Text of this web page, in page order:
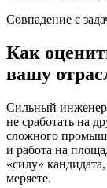
Совпадение с
Как
вашу
Сильный инженер
не сработать на
сложного
и работа на
«силу»
меряете.